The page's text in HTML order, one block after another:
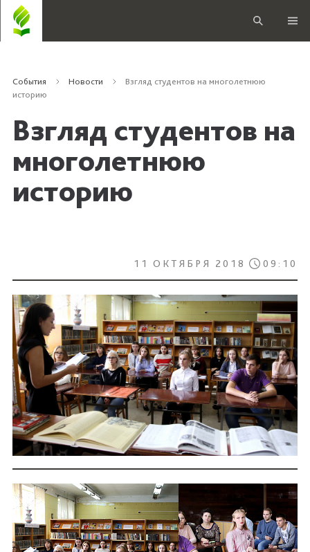
События Новости
Взгляд студентов на многолетнюю
историю
Взгляд студентов на
многолетнюю
историю
11 ОКТЯБРЯ 2018 09:10